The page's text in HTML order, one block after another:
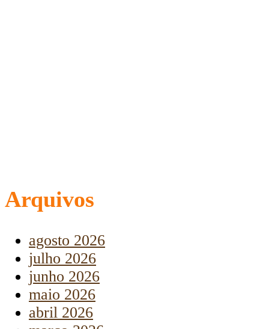
Arquivos
agosto 2026
julho 2026
junho 2026
maio 2026
abril 2026